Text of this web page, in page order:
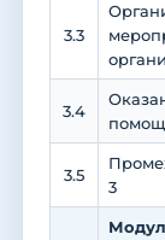
3.3
3.4
3.5
3